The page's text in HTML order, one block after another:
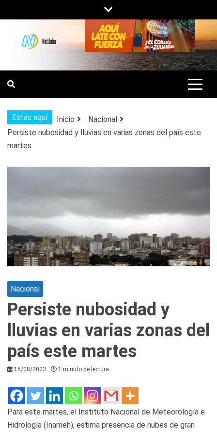
al
contenido
NOTIZULIA
NOTICIAS DEL ZULIA, VENEZUELA Y
DE INTERÉS GENERAL.
Estás aquí Inicio
Nacional
Persiste nubosidad y lluvias en varias zonas del país este
martes
Nacional
Persiste nubosidad y
lluvias en varias zonas del
país este martes
15/08/2023 1 minuto de lectura
Para este martes, el Instituto Nacional de Meteorología e
Hidrología (Inameh), estima presencia de nubes de gran